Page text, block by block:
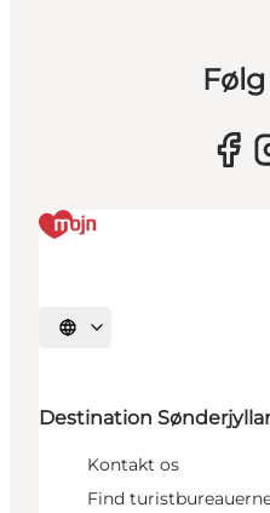
Vælg sprog
Destination
Kontakt os
Find